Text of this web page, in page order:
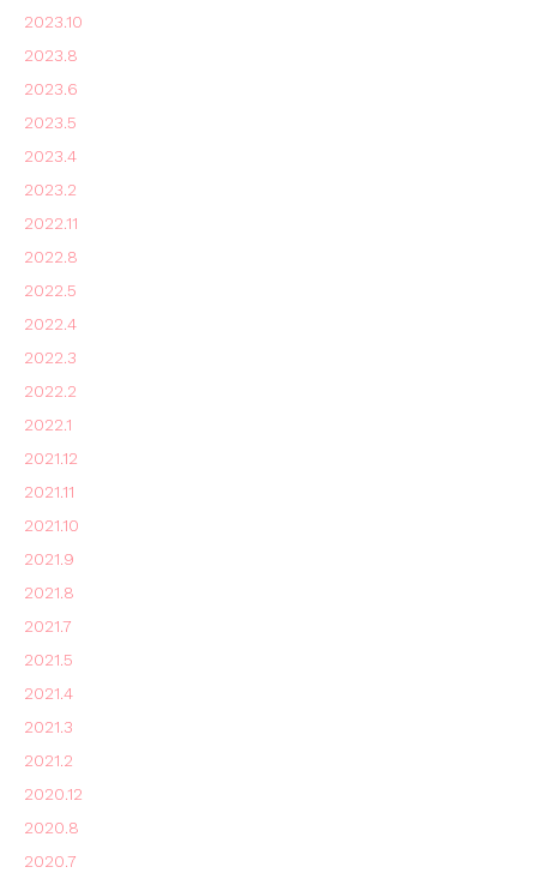
2023.10
2023.8
2023.6
2023.5
2023.4
2023.2
2022.11
2022.8
2022.5
2022.4
2022.3
2022.2
2022.1
2021.12
2021.11
2021.10
2021.9
2021.8
2021.7
2021.5
2021.4
2021.3
2021.2
2020.12
2020.8
2020.7